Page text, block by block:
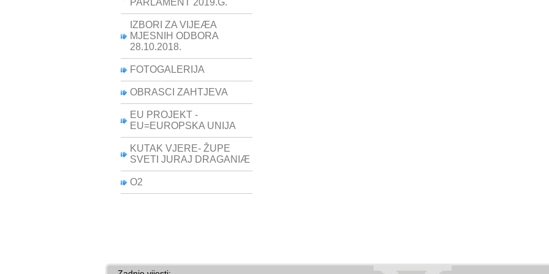
PARLAMENT 2019.G.
IZBORI ZA VIJEÆA
MJESNIH ODBORA
28.10.2018.
FOTOGALERIJA
OBRASCI ZAHTJEVA
EU PROJEKT -
EU=EUROPSKA UNIJA
KUTAK VJERE- ŽUPE
SVETI JURAJ DRAGANIÆ
O2